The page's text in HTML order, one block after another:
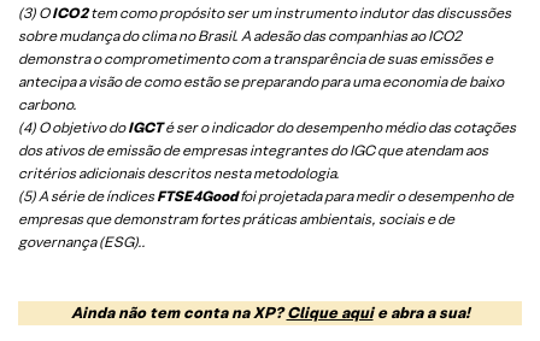
(3) OICO2tem como propósito ser um instrumento indutor das discussões
sobre mudança do clima no Brasil. A adesão das companhias ao ICO2
demonstra o comprometimento com a transparência de suas emissões e
antecipa a visão de como estão se preparando para uma economia de baixo
carbono.
(4) O objetivo doIGCTé ser o indicador do desempenho médio das cotações
dos ativos de emissão de empresas integrantes do IGC que atendam aos
critérios adicionais descritos nesta metodologia.
(5) A série de índicesFTSE4Goodfoi projetada para medir o desempenho de
empresas que demonstram fortes práticas ambientais, sociais e de
governança (ESG)..
Ainda não tem conta na XP?Clique aquie abra a sua!